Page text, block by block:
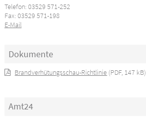
Telefon: 03529 571-252
Fax: 03529 571-198
E-Mail
Dokumente
Brandverhütungsschau-Richtlinie (PDF, 147 kB)
Amt24